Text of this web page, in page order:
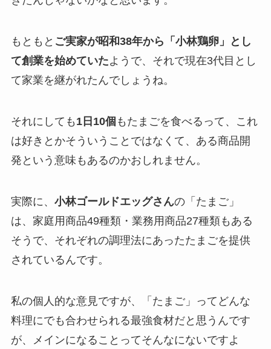
もともと ご実家が昭和38年から「小林鶏卵」とし
て創業を始めていたようで、それで現在3代目とし
て家業を継がれたんでしょうね。
それにしても 1日10個 もたまごを食べるって、これ
は好きとかそういうことではなくて、ある商品開
発という意味もあるのかおしれません。
実際に、 小林ゴールドエッグさんの「たまご」
は、家庭用商品49種類・業務用商品27種類もある
そうで、それぞれの調理法にあったたまごを提供
されているんです。
私の個人的な意見ですが、「たまご」ってどんな
料理にでも合わせられる最強食材だと思うんです
が、メインになることってそんなにないですよ